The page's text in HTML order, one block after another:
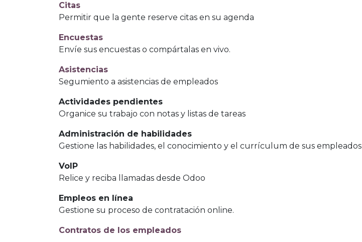
Citas
Permitir que la gente reserve citas en su agenda
Encuestas
Envíe sus encuestas o compártalas en vivo.
Asistencias
Segumiento a asistencias de empleados
Actividades pendientes
Organice su trabajo con notas y listas de tareas
Administración de habilidades
Gestione las habilidades, el conocimiento y el currículum de sus empleados
VoIP
Relice y reciba llamadas desde Odoo
Empleos en línea
Gestione su proceso de contratación online.
Contratos de los empleados